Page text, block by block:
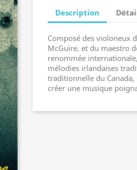
Description
Composé des violoneux
McGuire, et du maestro
renommée
mélodies irlandaises
traditionnelle du Canada,
créer une musique